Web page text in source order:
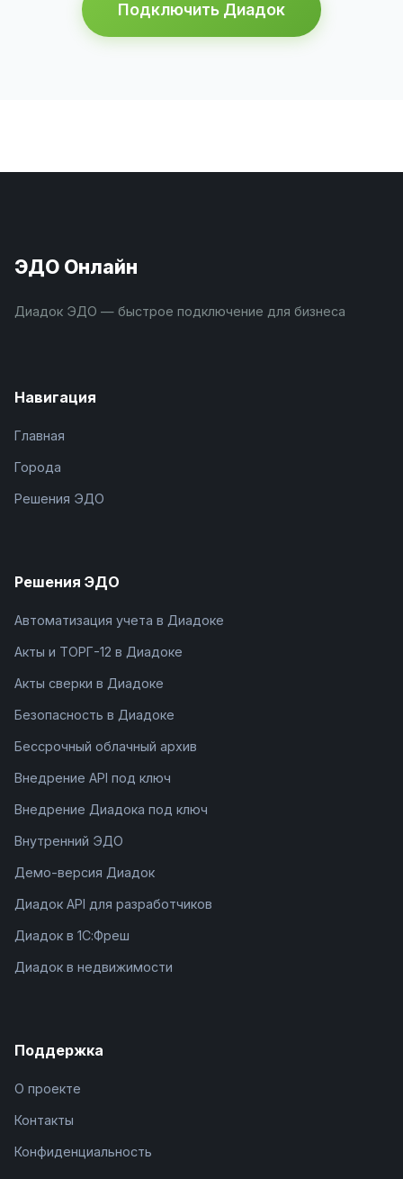
Подключить Диадок
ЭДО Онлайн
Диадок ЭДО — быстрое подключение для бизнеса
Навигация
Главная
Города
Решения ЭДО
Решения ЭДО
Автоматизация учета в Диадоке
Акты и ТОРГ-12 в Диадоке
Акты сверки в Диадоке
Безопасность в Диадоке
Бессрочный облачный архив
Внедрение API под ключ
Внедрение Диадока под ключ
Внутренний ЭДО
Демо-версия Диадок
Диадок API для разработчиков
Диадок в 1С:Фреш
Диадок в недвижимости
Поддержка
О проекте
Контакты
Конфиденциальность